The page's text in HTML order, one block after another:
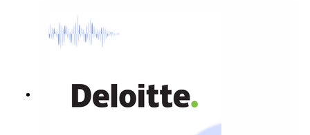
sommarpratet avslöjar hon vad som spelar roll när
du söker jobb.